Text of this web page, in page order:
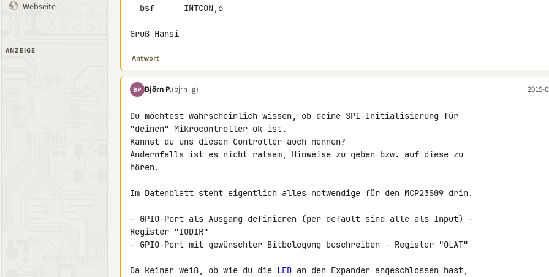
Webseite
ANZEIGE
Gruß Hansi
Antwort
BP Björn P.(bjrn_g) 2015-
Du möchtest wahrscheinlich wissen, ob deine SPI-Initialisierung für
"deinen" Mikrocontroller ok ist.
Kannst du uns diesen Controller auch nennen?
Andernfalls ist es nicht ratsam, Hinweise zu geben bzw. auf diese zu
hören.
Im Datenblatt steht eigentlich alles notwendige für den MCP23S09 drin.
- GPIO-Port als Ausgang definieren (per default sind alle als Input) -
Register "IODIR"
- GPIO-Port mit gewünschter Bitbelegung beschreiben - Register "OLAT"
Da keiner weiß, ob wie du die LED an den Expander angeschlossen hast,